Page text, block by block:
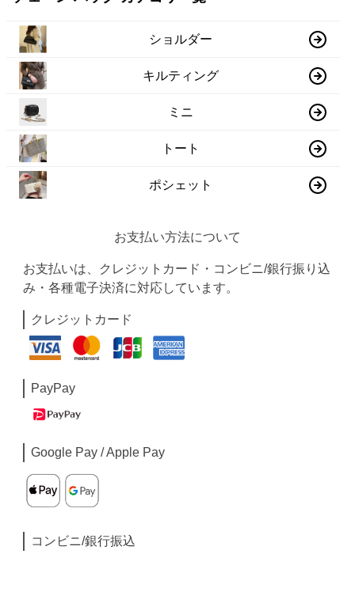
ショルダー
キルティング
ミニ
トート
ポシェット
お支払い方法について
お支払いは、クレジットカード・コンビニ/銀行振り込
み・各種電子決済に対応しています。
クレジットカード
PayPay
Google Pay / Apple Pay
コンビニ/銀行振込